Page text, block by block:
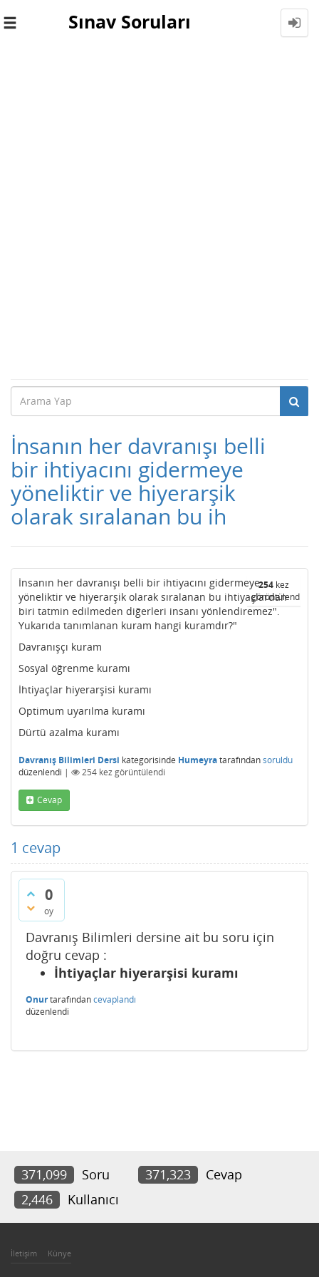
Toggle
Sınav Soruları
İnsanın her davranışı belli
bir ihtiyacını gidermeye
yöneliktir ve hiyerarşik
olarak sıralanan bu ih
254 kez
görüntülendi
İnsanın her davranışı belli bir ihtiyacını gidermeye
yöneliktir ve hiyerarşik olarak sıralanan bu ihtiyaçlardan
biri tatmin edilmeden diğerleri insanı yönlendiremez".
Yukarıda tanımlanan kuram hangi kuramdır?"
Davranışçı kuram
Sosyal öğrenme kuramı
İhtiyaçlar hiyerarşisi kuramı
Optimum uyarılma kuramı
Dürtü azalma kuramı
Davranış Bilimleri Dersi kategorisinde Humeyratarafındansoruldu
düzenlendi | 254 kez görüntülendi
Cevap
1 cevap
0
oy
Davranış Bilimleri dersine ait bu soru için
doğru cevap :
İhtiyaçlar hiyerarşisi kuramı
Onurtarafındancevaplandı
düzenlendi
371,099 Soru 371,323
Cevap
2,446
Kullanıcı
İletişim Künye